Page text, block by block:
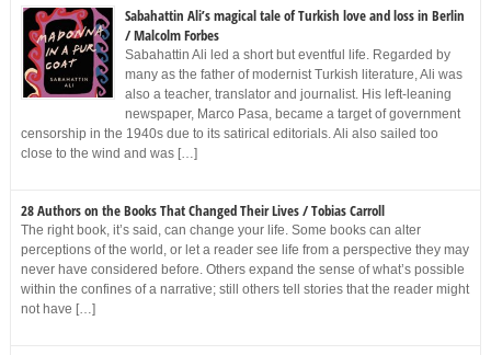
Sabahattin Ali’s magical tale of Turkish love and loss in Berlin
/ Malcolm Forbes
Sabahattin Ali led a short but eventful life. Regarded by
many as the father of modernist Turkish literature, Ali was
also a teacher, translator and journalist. His left-leaning
newspaper, Marco Pasa, became a target of government
censorship in the 1940s due to its satirical editorials. Ali also sailed too
close to the wind and was […]
28 Authors on the Books That Changed Their Lives / Tobias Carroll
The right book, it’s said, can change your life. Some books can alter
perceptions of the world, or let a reader see life from a perspective they may
never have considered before. Others expand the sense of what’s possible
within the confines of a narrative; still others tell stories that the reader might
not have […]